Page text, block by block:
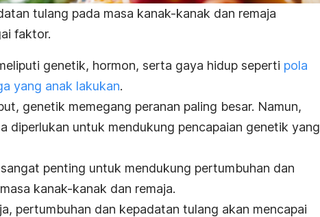
tulang pada masa kanak-kanak dan remaja
faktor.
genetik, hormon, serta gaya hidup seperti pola
yang anak lakukan.
genetik memegang peranan paling besar. Namun,
diperlukan untuk mendukung pencapaian genetik yang
penting untuk mendukung pertumbuhan dan
kanak-kanak dan remaja.
pertumbuhan dan kepadatan tulang akan mencapai